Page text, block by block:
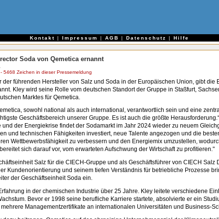
Kontakt | Impressum | AGB | Datenschutz | Hilfe
Soda von Qemetica ernannt
5468 Zeichen in dieser Pressemeldung
der führenden Hersteller von Salz und Soda in der Europäischen Union, gibt
Kley wird seine Rolle vom deutschen Standort der Gruppe in Staßfurt,
Marktes für Qemetica.
sowohl national als auch international, verantwortlich sein und eine
Geschäftsbereich unserer Gruppe. Es ist auch die größte
der Energiekrise findet der Sodamarkt im Jahr 2024 wieder zu neuem
und technischen Fähigkeiten investiert, neue Talente angezogen und die
Wettbewerbsfähigkeit zu verbessern und den Energiemix umzustellen,
sich darauf vor, vom erwarteten Aufschwung der Wirtschaft zu profitieren."
Salz für die CIECH-Gruppe und als Geschäftsführer von CIECH Salz
Kundenorientierung und seinem tiefen Verständnis für betriebliche Prozesse
der Geschäftseinheit Soda ein.
in der chemischen Industrie über 25 Jahre. Kley leitete verschiedene
Bevor er 1998 seine berufliche Karriere startete, absolvierte er ein
Managementzertifikate an internationalen Universitäten und Business-